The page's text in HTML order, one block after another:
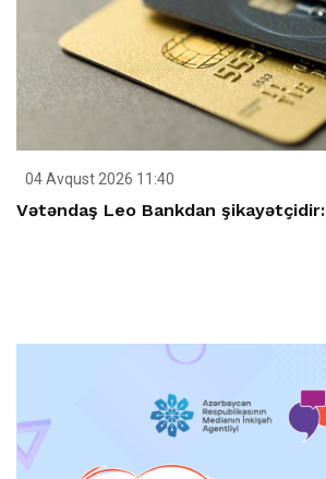
04 Avqust 2026 11:40
Vətəndaş Leo Bankdan şikayətçidir: